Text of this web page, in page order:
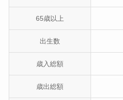
65歳以上
出生数
歳入総額
歳出総額